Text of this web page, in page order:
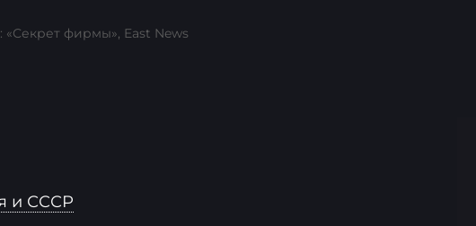
фирмы», East News
и СССР